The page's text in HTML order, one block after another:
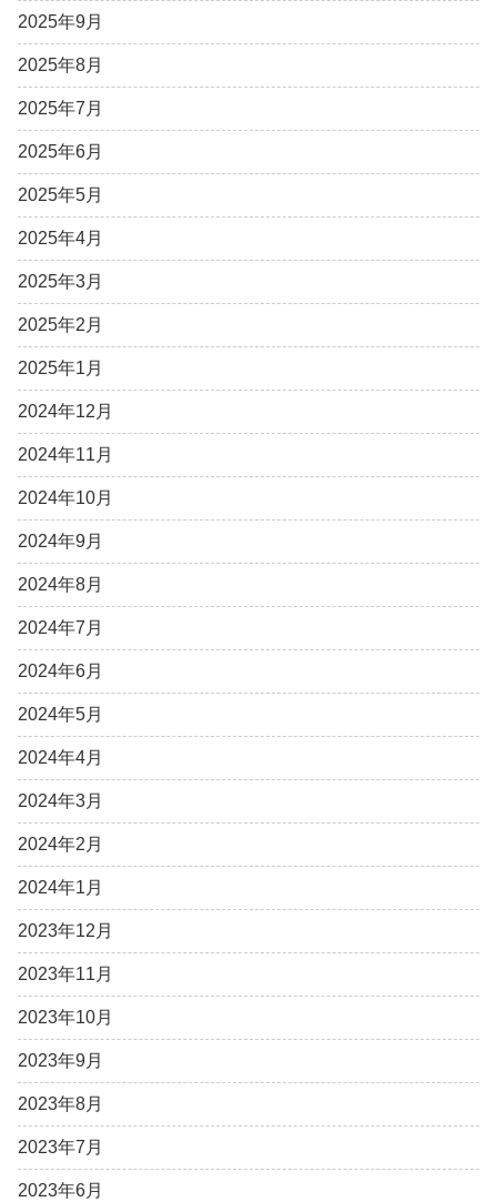
2025年9月
2025年8月
2025年7月
2025年6月
2025年5月
2025年4月
2025年3月
2025年2月
2025年1月
2024年12月
2024年11月
2024年10月
2024年9月
2024年8月
2024年7月
2024年6月
2024年5月
2024年4月
2024年3月
2024年2月
2024年1月
2023年12月
2023年11月
2023年10月
2023年9月
2023年8月
2023年7月
2023年6月